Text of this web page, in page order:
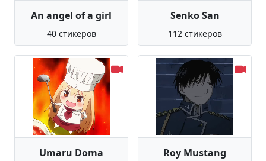
An angel of a girl
40 стикеров
Senko San
112 стикеров
Umaru Doma Roy Mustang